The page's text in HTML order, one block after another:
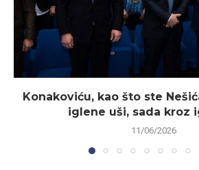
Konakoviću, kao što ste
iglene uši, sada kroz
11/06/2026